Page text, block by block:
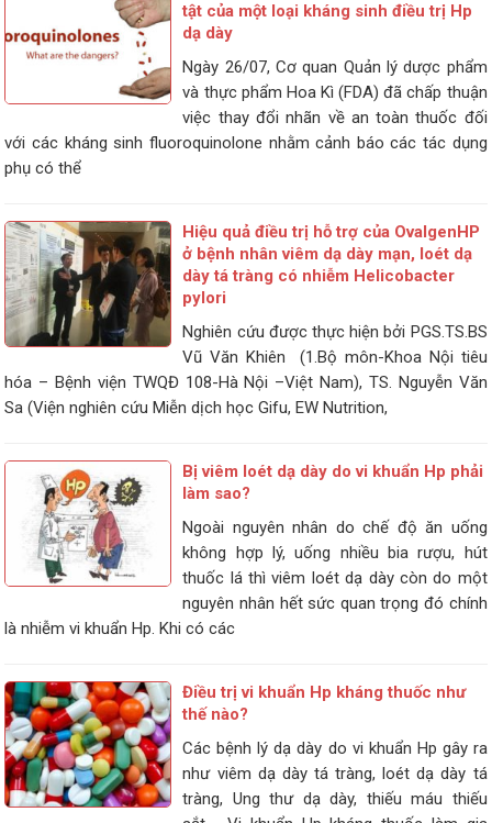
tật của một loại kháng sinh điều trị Hp
dạ dày
Ngày 26/07, Cơ quan Quản lý dược phẩm
và thực phẩm Hoa Kì (FDA) đã chấp thuận
việc thay đổi nhãn về an toàn thuốc đối
với các kháng sinh fluoroquinolone nhằm cảnh báo các tác dụng
phụ có thể
Hiệu quả điều trị hỗ trợ của OvalgenHP
ở bệnh nhân viêm dạ dày mạn, loét dạ
dày tá tràng có nhiễm Helicobacter
pylori
Nghiên cứu được thực hiện bởi PGS.TS.BS
Vũ Văn Khiên (1.Bộ môn-Khoa Nội tiêu
hóa – Bệnh viện TWQĐ 108-Hà Nội –Việt Nam), TS. Nguyễn Văn
Sa (Viện nghiên cứu Miễn dịch học Gifu, EW Nutrition,
Bị viêm loét dạ dày do vi khuẩn Hp phải
làm sao?
Ngoài nguyên nhân do chế độ ăn uống
không hợp lý, uống nhiều bia rượu, hút
thuốc lá thì viêm loét dạ dày còn do một
nguyên nhân hết sức quan trọng đó chính
là nhiễm vi khuẩn Hp. Khi có các
Điều trị vi khuẩn Hp kháng thuốc như
thế nào?
Các bệnh lý dạ dày do vi khuẩn Hp gây ra
như viêm dạ dày tá tràng, loét dạ dày tá
tràng, Ung thư dạ dày, thiếu máu thiếu